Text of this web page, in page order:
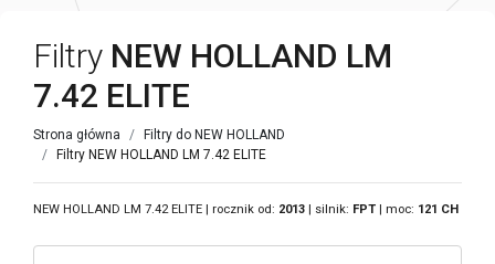
Filtry NEW HOLLAND LM
7.42 ELITE
Strona główna
Filtry do NEW HOLLAND
Filtry NEW HOLLAND LM 7.42 ELITE
NEW HOLLAND LM 7.42 ELITE | rocznik od: 2013 | silnik: FPT | moc: 121 CH